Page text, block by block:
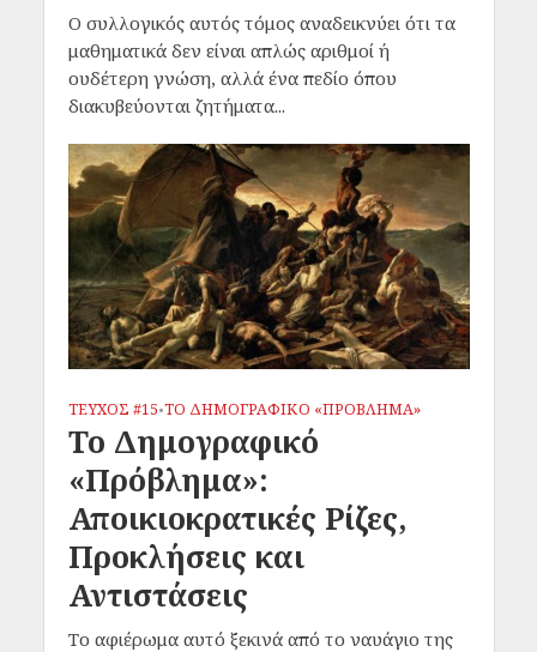
Ο συλλογικός αυτός τόμος αναδεικνύει ότι τα
μαθηματικά δεν είναι απλώς αριθμοί ή
ουδέτερη γνώση, αλλά ένα πεδίο όπου
διακυβεύονται ζητήματα...
ΤΕΥΧΟΣ #15•ΤΟ ΔΗΜΟΓΡΑΦΙΚΟ «ΠΡΟΒΛΗΜΑ»
Το Δημογραφικό
«Πρόβλημα»:
Αποικιοκρατικές Ρίζες,
Προκλήσεις και
Αντιστάσεις
Το αφιέρωμα αυτό ξεκινά από το ναυάγιο της